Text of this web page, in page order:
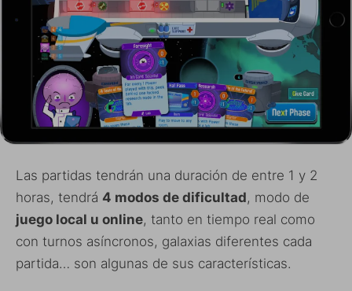
Las partidas tendrán una duración de entre 1 y 2
horas, tendrá 4 modos de dificultad, modo de
juego local u online, tanto en tiempo real como
con turnos asíncronos, galaxias diferentes cada
partida… son algunas de sus características.